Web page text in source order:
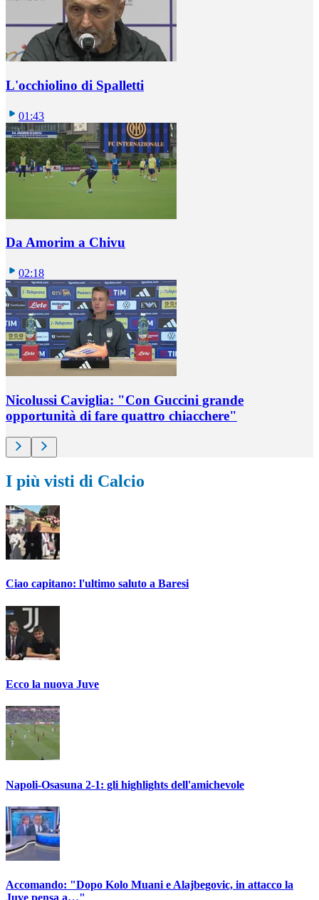
L'occhiolino di Spalletti
01:43
Da Amorim a Chivu
02:18
Nicolussi Caviglia: "Con Guccini grande
opportunità di fare quattro chiacchere"
I più visti di Calcio
Ciao capitano: l'ultimo saluto a Baresi
Ecco la nuova Juve
Napoli-Osasuna 2-1: gli highlights dell'amichevole
Accomando: "Dopo Kolo Muani e Alajbegovic, in attacco la
Juve pensa a…"